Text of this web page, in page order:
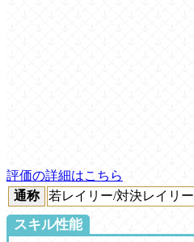
評価の詳細はこちら
通称
若レイリー/対決レイリー
スキル性能